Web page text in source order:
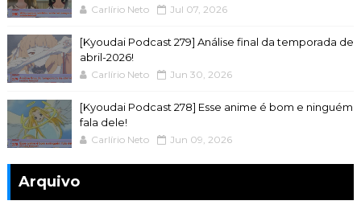
Carlírio Neto Jul 07, 2026
[Kyoudai Podcast 279] Análise final da temporada de
abril-2026!
Carlírio Neto Jun 30, 2026
[Kyoudai Podcast 278] Esse anime é bom e ninguém
fala dele!
Carlírio Neto Jun 09, 2026
Arquivo